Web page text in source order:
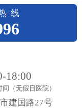
线
18:00
间（无假日医院）
建国路27号